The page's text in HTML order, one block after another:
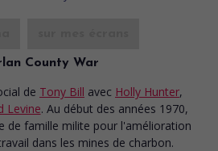
County War
de Tony Bill avec Holly Hunter,
Levine. Au début des années 1970,
de famille milite pour l'amélioration
dans les mines de charbon.